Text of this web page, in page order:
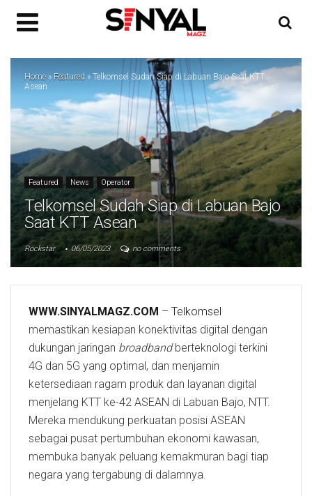
Home » Featured » Telkomsel Sudah Siap di Labuan Bajo Saat KTT
Asean
Featured News Operator
Telkomsel Sudah Siap di Labuan Bajo
Saat KTT Asean
Rockstar 06/05/2023 no comments
WWW.SINYALMAGZ.COM – Telkomsel
memastikan kesiapan konektivitas digital dengan
dukungan jaringan broadbandberteknologi terkini
4G dan 5G yang optimal, dan menjamin
ketersediaan ragam produk dan layanan digital
menjelang KTT ke-42 ASEAN di Labuan Bajo, NTT.
Mereka mendukung perkuatan posisi ASEAN
sebagai pusat pertumbuhan ekonomi kawasan,
membuka banyak peluang kemakmuran bagi tiap
negara yang tergabung di dalamnya.